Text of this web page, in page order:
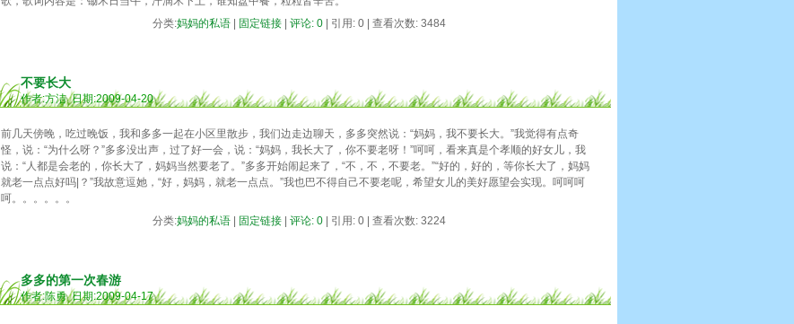
分类:妈妈的私语 固定链接 |评论: 0 | 引用: 0 | 查看次数: 3484
不要长大
作者:方洁 日期:2009-04-20
前几天傍晚，吃过晚饭，我和多多一起在小区里散步，我们边走边聊天，多多突然说：“妈妈，我不要长大。”我觉得有点奇
怪，说：“为什么呀？”多多没出声，过了好一会，说：“妈妈，我长大了，你不要老呀！”呵呵，看来真是个孝顺的好女儿，我
说：“人都是会老的，你长大了，妈妈当然要老了。”多多开始闹起来了，“不，不，不要老。”“好的，好的，等你长大了，妈妈
就老一点点好吗|？”我故意逗她，“好，妈妈，就老一点点。”我也巴不得自己不要老呢，希望女儿的美好愿望会实现。呵呵呵
呵。。。。。。
分类:妈妈的私语 固定链接 |评论: 0 | 引用: 0 | 查看次数: 3224
多多的第一次春游
作者:陈勇 日期:2009-04-17